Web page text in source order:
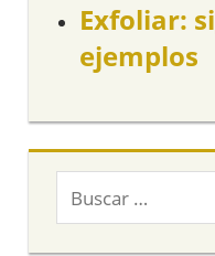
Exfoliar:
ejemplos